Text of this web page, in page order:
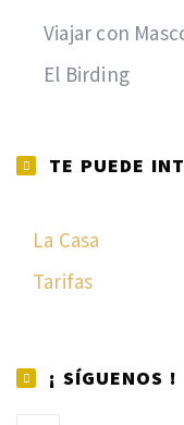
Viajar con
El Birding
TE PUEDE
La Casa
Tarifas
¡ SÍGUENOS !